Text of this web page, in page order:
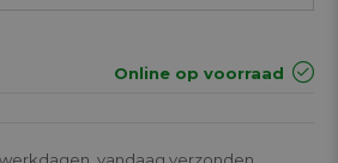
Online op voorraad
vandaag verzonden.